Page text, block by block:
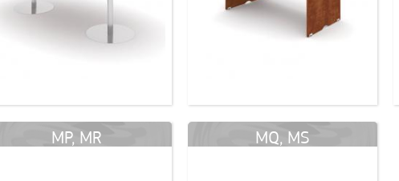
MP, MR MQ, MS